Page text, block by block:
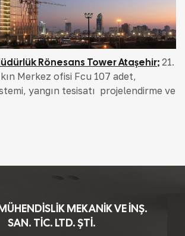
Rönesans Tower Ataşehir; 21.
Merkez ofisi Fcu 107 adet,
yangın tesisatı projelendirme ve
MEKANİK VE İNŞ.
SAN. TİC. LTD. ŞTİ.